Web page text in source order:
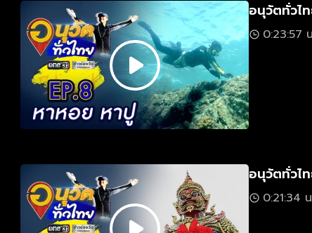
อนุวัตทั่วไ
0:23:57
อนุวัตทั่วไ
0:21:34